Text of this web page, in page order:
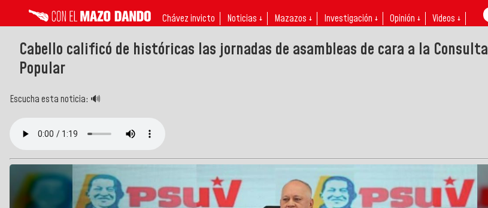
Chávez invicto Noticias ↓ Mazazos ↓ Investigación ↓ Opinión ↓ Videos ↓
Cabello calificó de históricas las jornadas de asambleas de cara a la Consulta
Popular
Escucha esta noticia: 🔊